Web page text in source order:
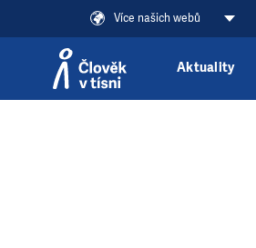
Více našich webů
Aktuality